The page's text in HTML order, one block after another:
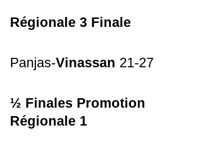
Régionale 3 Finale
Panjas-Vinassan 21-27
½ Finales Promotion
Régionale 1